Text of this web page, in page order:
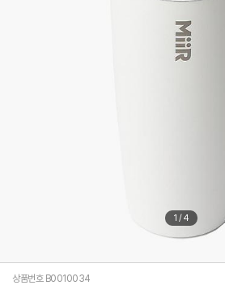
1 /4
상품번호 B0010034